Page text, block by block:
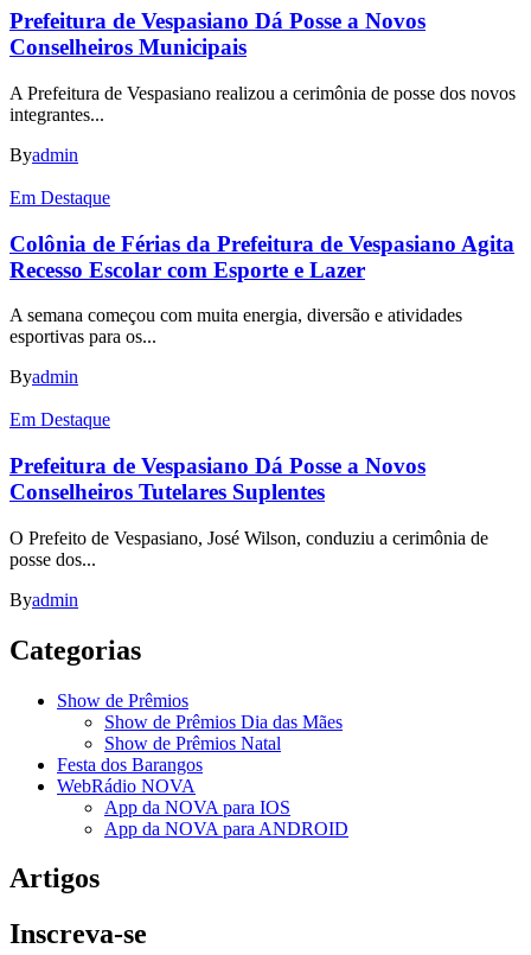
Prefeitura de Vespasiano Dá Posse a Novos
Conselheiros Municipais
A Prefeitura de Vespasiano realizou a cerimônia de posse dos novos
integrantes...
Byadmin
Em Destaque
Colônia de Férias da Prefeitura de Vespasiano Agita
Recesso Escolar com Esporte e Lazer
A semana começou com muita energia, diversão e atividades
esportivas para os...
Byadmin
Em Destaque
Prefeitura de Vespasiano Dá Posse a Novos
Conselheiros Tutelares Suplentes
O Prefeito de Vespasiano, José Wilson, conduziu a cerimônia de
posse dos...
Byadmin
Categorias
Show de Prêmios
Show de Prêmios Dia das Mães
Show de Prêmios Natal
Festa dos Barangos
WebRádio NOVA
App da NOVA para IOS
App da NOVA para ANDROID
Artigos
Inscreva-se